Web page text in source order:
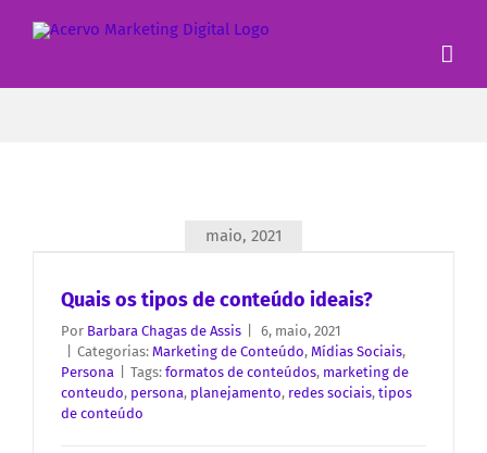
maio, 2021
Quais os tipos de conteúdo ideais?
Por Barbara Chagas de Assis
6, maio, 2021
Categorias: Marketing de Conteúdo, Mídias Sociais,
Persona
Tags: formatos de conteúdos, marketing de
conteudo, persona, planejamento, redes sociais, tipos
de conteúdo